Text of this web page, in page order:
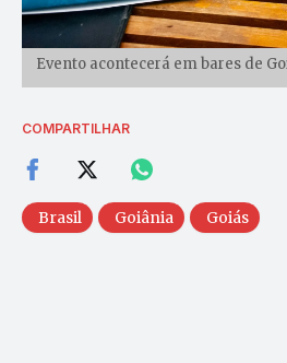
Evento acontecerá em bares de
COMPARTILHAR
Brasil Goiânia Goiás